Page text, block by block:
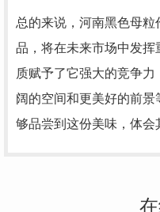
总的来说，河南黑色母
品，将在未来市场中发
质赋予了它强大的竞争
阔的空间和更美好的前
够品尝到这份美味，体会